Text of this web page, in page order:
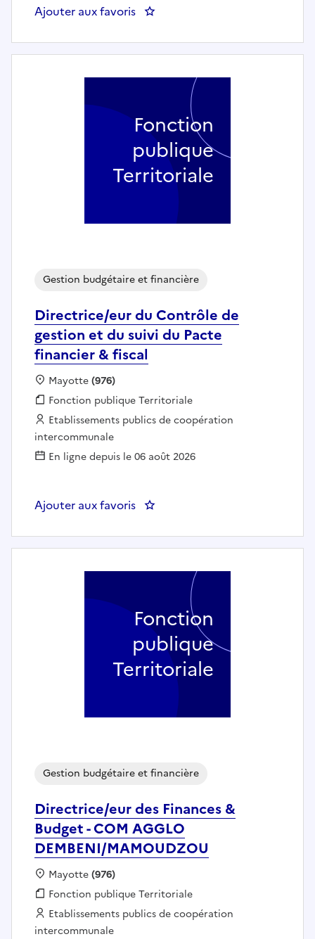
Ajouter aux favoris : Responsable du service du
Directrice/eur du Contrôle de
gestion et du suivi du Pacte
financier & fiscal
Gestion budgétaire et financière
Localisation :
Mayotte(976)
Fonction publique :
Fonction publique Territoriale
Employeur :
Etablissements publics de coopération
intercommunale
En ligne depuis le 06 août 2026
Ajouter aux favoris : Directrice/eur du Contrôle de
Fonction
publique
Territoriale
Directrice/eur des Finances &
Budget - COM AGGLO
DEMBENI/MAMOUDZOU
Gestion budgétaire et financière
Localisation :
Mayotte(976)
Fonction publique :
Fonction publique Territoriale
Employeur :
Etablissements publics de coopération
intercommunale
Fonction
publique
Territoriale